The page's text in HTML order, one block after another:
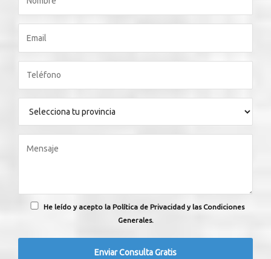
He leído y acepto la Política de Privacidad y las Condiciones
Generales.